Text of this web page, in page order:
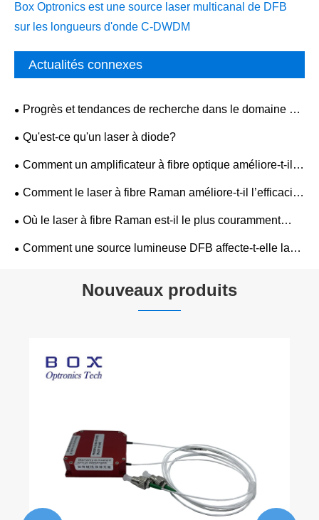
Box Optronics est une source laser multicanal de DFB
sur les longueurs d'onde C-DWDM
Actualités connexes
Progrès et tendances de recherche dans le domaine du
pompage au laser
Qu'est-ce qu'un laser à diode?
Comment un amplificateur à fibre optique améliore-t-il la
qualité de transmission du signal ?
Comment le laser à fibre Raman améliore-t-il l’efficacité
de la transmission des données ?
Où le laser à fibre Raman est-il le plus couramment
utilisé dans les réseaux optiques ?
Comment une source lumineuse DFB affecte-t-elle la
Nouveaux produits